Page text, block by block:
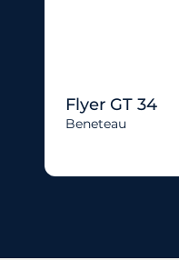
Flyer GT 34
Beneteau